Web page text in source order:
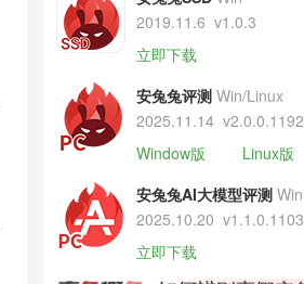
2019.11.6 v1.0.3
立即下载
安兔兔评测 Win/Linux
2025.11.14 v2.0.0.1192
Window版
Linux版
安兔兔AI大模型评测 Win
2025.10.20 v1.1.0.1103
立即下载